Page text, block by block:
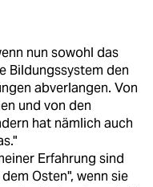
nun sowohl das
Bildungssystem den
abverlangen. Von
und von den
hat nämlich auch
Erfahrung sind
Osten", wenn sie